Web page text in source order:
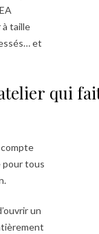
à taille
et
qui
pour tous
un